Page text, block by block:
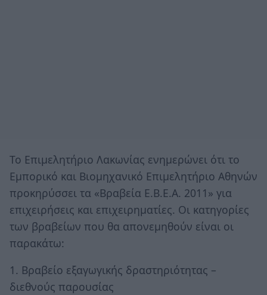
To Επιμελητήριο Λακωνίας ενημερώνει ότι το
Εμπορικό και Βιομηχανικό Επιμελητήριο Αθηνών
προκηρύσσει τα «Βραβεία Ε.Β.Ε.Α. 2011» για
επιχειρήσεις και επιχειρηματίες. Οι κατηγορίες
των βραβείων που θα απονεμηθούν είναι οι
παρακάτω:
1. Βραβείο εξαγωγικής δραστηριότητας –
διεθνούς παρουσίας